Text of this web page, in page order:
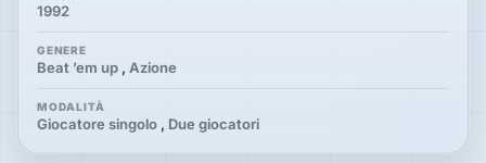
1992
GENERE
Beat ’em up , Azione
MODALITÀ
Giocatore singolo , Due giocatori